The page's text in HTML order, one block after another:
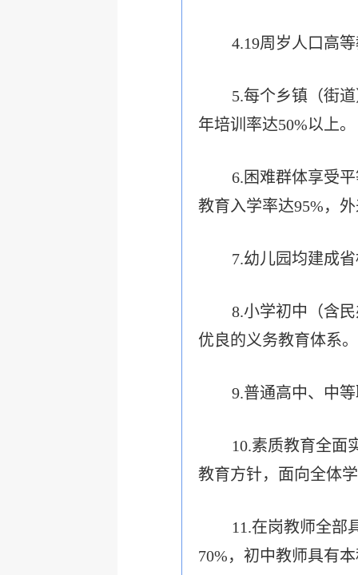
4.19周岁人口高
5.每个乡镇（街
年培训率达50%以上。
6.困难群体享受
教育入学率达95%，
7.幼儿园均建成
8.小学初中（含
优良的义务教育体系。
9.普通高中、中
10.素质教育全面
教育方针，面向全体
11.在岗教师全部
70%，初中教师具有